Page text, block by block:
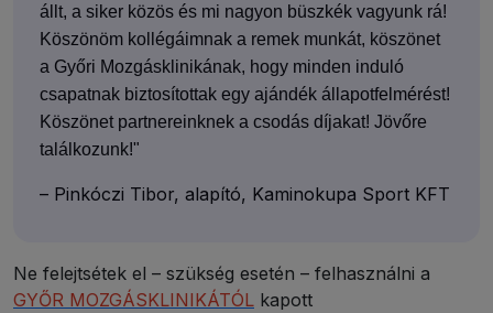
állt, a siker közös és mi nagyon büszkék vagyunk rá!
Köszönöm kollégáimnak a remek munkát, köszönet
a Győri Mozgásklinikának, hogy minden induló
csapatnak biztosítottak egy ajándék állapotfelmérést!
Köszönet partnereinknek a csodás díjakat! Jövőre
találkozunk!"
– Pinkóczi Tibor, alapító, Kaminokupa Sport KFT
Ne felejtsétek el – szükség esetén – felhasználni a
GYŐR MOZGÁSKLINIKÁTÓL kapott